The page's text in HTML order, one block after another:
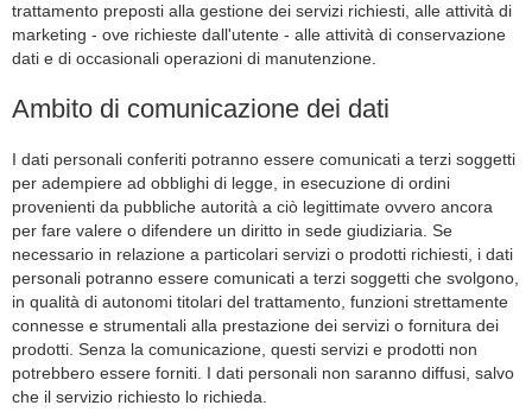
trattamento preposti alla gestione dei servizi richiesti, alle attività di
marketing - ove richieste dall'utente - alle attività di conservazione
dati e di occasionali operazioni di manutenzione.
Ambito di comunicazione dei dati
I dati personali conferiti potranno essere comunicati a terzi soggetti
per adempiere ad obblighi di legge, in esecuzione di ordini
provenienti da pubbliche autorità a ciò legittimate ovvero ancora
per fare valere o difendere un diritto in sede giudiziaria. Se
necessario in relazione a particolari servizi o prodotti richiesti, i dati
personali potranno essere comunicati a terzi soggetti che svolgono,
in qualità di autonomi titolari del trattamento, funzioni strettamente
connesse e strumentali alla prestazione dei servizi o fornitura dei
prodotti. Senza la comunicazione, questi servizi e prodotti non
potrebbero essere forniti. I dati personali non saranno diffusi, salvo
che il servizio richiesto lo richieda.